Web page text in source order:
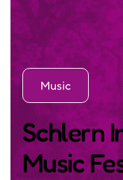
Music
Schlern
Music